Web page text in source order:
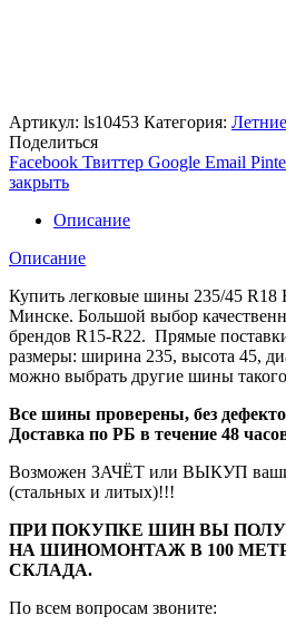
Артикул: ls10453 Категория:
Поделиться
Facebook Твиттер Google Email
закрыть
Описание
Описание
Купить легковые шины 235/45 R18
Минске. Большой выбор
брендов R15-R22. Прямые
размеры: ширина 235, высота 45,
можно выбрать другие шины
Все шины проверены, без
Доставка по РБ в течение 48
Возможен ЗАЧЁТ или ВЫКУП
(стальных и литых)!!!
ПРИ ПОКУПКЕ ШИН ВЫ
НА ШИНОМОНТАЖ В 100
СКЛАДА.
По всем вопросам звоните: